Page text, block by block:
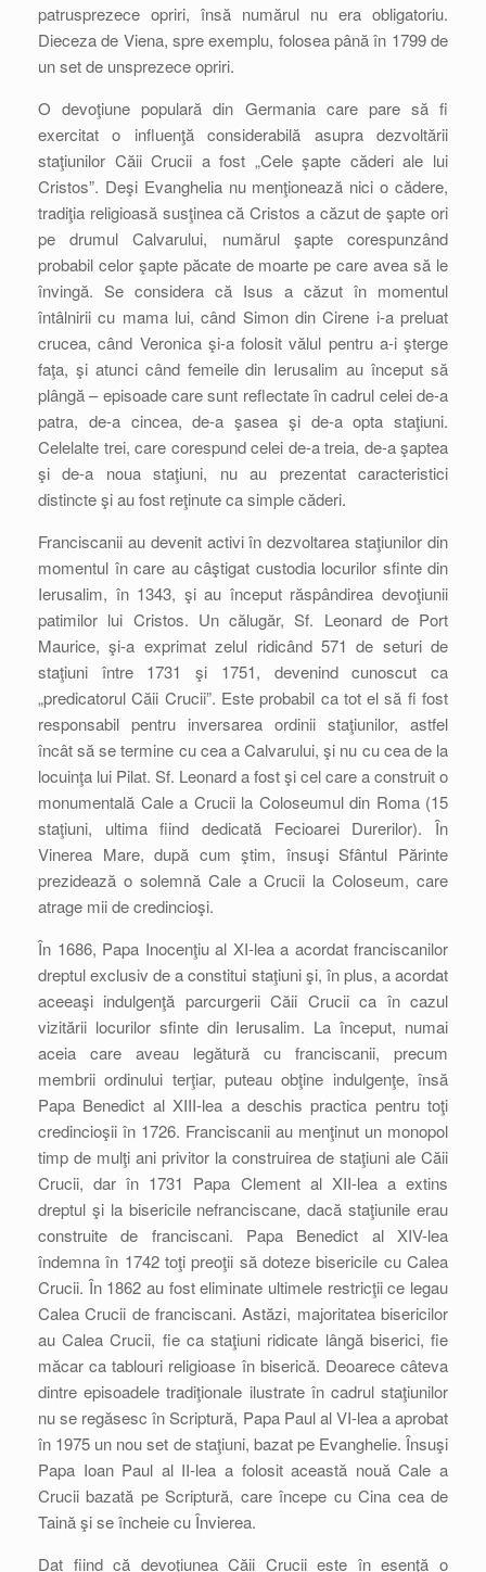
patrusprezece opriri, însă numărul nu era obligatoriu.
Dieceza de Viena, spre exemplu, folosea până în 1799 de
un set de unsprezece opriri.
O devoţiune populară din Germania care pare să fi
exercitat o influenţă considerabilă asupra dezvoltării
staţiunilor Căii Crucii a fost „Cele şapte căderi ale lui
Cristos”. Deşi Evanghelia nu menţionează nici o cădere,
tradiţia religioasă susţinea că Cristos a căzut de şapte ori
pe drumul Calvarului, numărul şapte corespunzând
probabil celor şapte păcate de moarte pe care avea să le
învingă. Se considera că Isus a căzut în momentul
întâlnirii cu mama lui, când Simon din Cirene i-a preluat
crucea, când Veronica şi-a folosit vălul pentru a-i şterge
faţa, şi atunci când femeile din Ierusalim au început să
plângă – episoade care sunt reflectate în cadrul celei de-a
patra, de-a cincea, de-a şasea şi de-a opta staţiuni.
Celelalte trei, care corespund celei de-a treia, de-a şaptea
şi de-a noua staţiuni, nu au prezentat caracteristici
distincte şi au fost reţinute ca simple căderi.
Franciscanii au devenit activi în dezvoltarea staţiunilor din
momentul în care au câştigat custodia locurilor sfinte din
Ierusalim, în 1343, şi au început răspândirea devoţiunii
patimilor lui Cristos. Un călugăr, Sf. Leonard de Port
Maurice, şi-a exprimat zelul ridicând 571 de seturi de
staţiuni între 1731 şi 1751, devenind cunoscut ca
„predicatorul Căii Crucii”. Este probabil ca tot el să fi fost
responsabil pentru inversarea ordinii staţiunilor, astfel
încât să se termine cu cea a Calvarului, şi nu cu cea de la
locuinţa lui Pilat. Sf. Leonard a fost şi cel care a construit o
monumentală Cale a Crucii la Coloseumul din Roma (15
staţiuni, ultima fiind dedicată Fecioarei Durerilor). În
Vinerea Mare, după cum ştim, însuşi Sfântul Părinte
prezidează o solemnă Cale a Crucii la Coloseum, care
atrage mii de credincioşi.
În 1686, Papa Inocenţiu al XI-lea a acordat franciscanilor
dreptul exclusiv de a constitui staţiuni şi, în plus, a acordat
aceeaşi indulgenţă parcurgerii Căii Crucii ca în cazul
vizitării locurilor sfinte din Ierusalim. La început, numai
aceia care aveau legătură cu franciscanii, precum
membrii ordinului terţiar, puteau obţine indulgenţe, însă
Papa Benedict al XIII-lea a deschis practica pentru toţi
credincioşii în 1726. Franciscanii au menţinut un monopol
timp de mulţi ani privitor la construirea de staţiuni ale Căii
Crucii, dar în 1731 Papa Clement al XII-lea a extins
dreptul şi la bisericile nefranciscane, dacă staţiunile erau
construite de franciscani. Papa Benedict al XIV-lea
îndemna în 1742 toţi preoţii să doteze bisericile cu Calea
Crucii. În 1862 au fost eliminate ultimele restricţii ce legau
Calea Crucii de franciscani. Astăzi, majoritatea bisericilor
au Calea Crucii, fie ca staţiuni ridicate lângă biserici, fie
măcar ca tablouri religioase în biserică. Deoarece câteva
dintre episoadele tradiţionale ilustrate în cadrul staţiunilor
nu se regăsesc în Scriptură, Papa Paul al VI-lea a aprobat
în 1975 un nou set de staţiuni, bazat pe Evanghelie. Însuşi
Papa Ioan Paul al II-lea a folosit această nouă Cale a
Crucii bazată pe Scriptură, care începe cu Cina cea de
Taină şi se încheie cu Învierea.
Dat fiind că devoţiunea Căii Crucii este în esenţă o